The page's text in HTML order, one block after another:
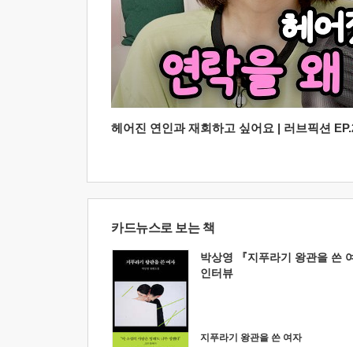
헤어진 연인과 재회하고 싶어요 | 러브픽션
카드뉴스로 보는 책
박상영 『지푸라기 왕관을 쓴
인터뷰
지푸라기 왕관을 쓴 여자